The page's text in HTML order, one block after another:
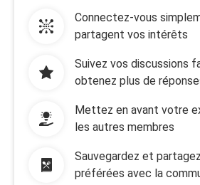
Connectez-vous
partagent vos intérêts
Suivez vos discussions
obtenez plus de
Mettez en avant votre
les autres membres
Sauvegardez et
préférées avec la